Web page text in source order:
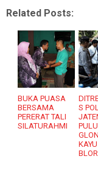
Related Posts:
BUKA PUASA
BERSAMA
PERERAT TALI
SILATURAHMI
S